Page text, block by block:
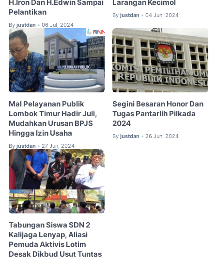
H.Iron Dan H.Edwin Sampai
Pelantikan
By justdan • 06 Jul, 2024
Larangan Kecimol
By justdan • 04 Jun, 2024
Mal Pelayanan Publik
Lombok Timur Hadir Juli,
Mudahkan Urusan BPJS
Hingga Izin Usaha
By justdan • 27 Jun, 2024
Segini Besaran Honor Dan
Tugas Pantarlih Pilkada
2024
By justdan • 26 Jun, 2024
Tabungan Siswa SDN 2
Kalijaga Lenyap, Aliasi
Pemuda Aktivis Lotim
Desak Dikbud Usut Tuntas